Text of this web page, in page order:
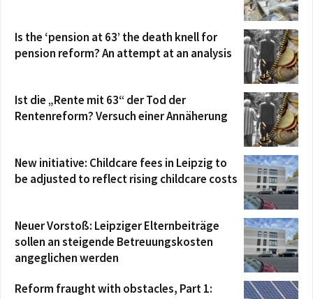
Is the ‘pension at 63’ the death knell for
pension reform? An attempt at an analysis
Ist die „Rente mit 63“ der Tod der
Rentenreform? Versuch einer Annäherung
New initiative: Childcare fees in Leipzig to
be adjusted to reflect rising childcare costs
Neuer Vorstoß: Leipziger Elternbeiträge
sollen an steigende Betreuungskosten
angeglichen werden
Reform fraught with obstacles, Part 1: